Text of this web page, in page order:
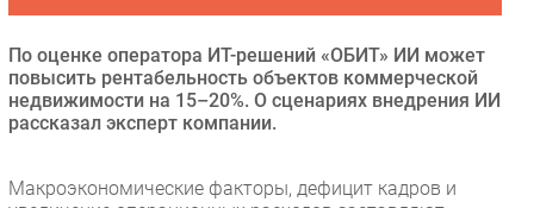
Инновации
CIO/Управление ИТ
Гаджеты
По оценке оператора ИТ-решений «ОБИТ» ИИ может
повысить рентабельность объектов коммерческой
недвижимости на 15–20%. О сценариях внедрения ИИ
рассказал эксперт компании.
Макроэкономические факторы, дефицит кадров и